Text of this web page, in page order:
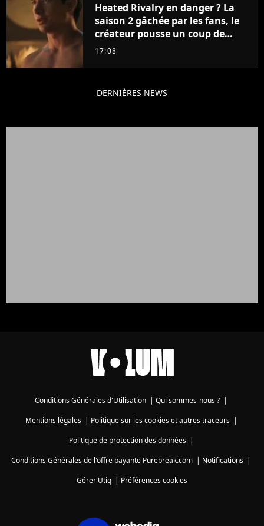
Heated Rivalry en danger ? La
saison 2 gâchée par les fans, le
créateur pousse un coup de
gueule
17:08
DERNIÈRES NEWS
Conditions Générales d'Utilisation | Qui sommes-nous ? |
Mentions légales| Politique sur les cookies et autres traceurs|
Politique de protection des données|
Conditions Générales de l'offre payante Purebreak.com | Notifications |
Gérer Utiq | Préférences cookies